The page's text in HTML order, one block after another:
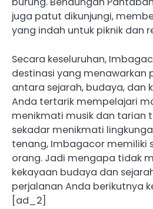
juga patut dikunjungi,
yang indah untuk piknik dan
Secara keseluruhan,
destinasi yang menawarkan
antara sejarah, budaya, dan
Anda tertarik mempelajari
menikmati musik dan tarian
sekadar menikmati
tenang, Imbagacor memiliki
orang. Jadi mengapa tidak
kekayaan budaya dan
perjalanan Anda berikutnya
[ad_2]